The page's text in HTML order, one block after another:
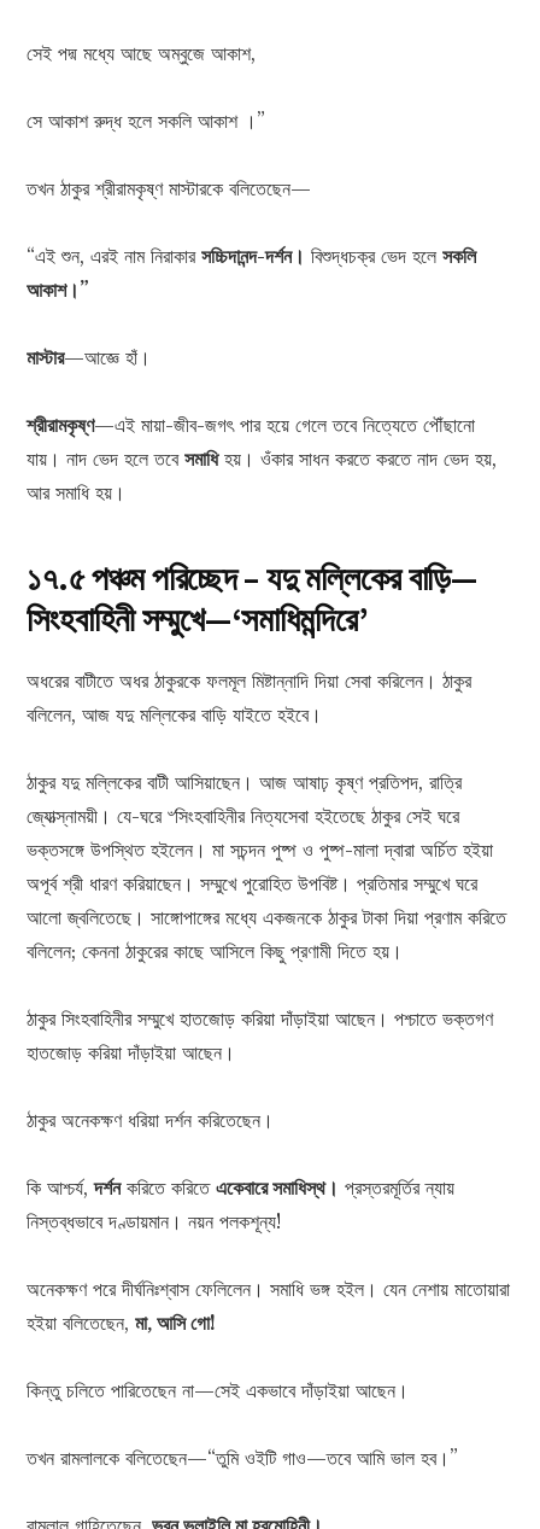
সেই পদ্ম মধ্যে আছে অম্বুজে আকাশ,
সে আকাশ রুদ্ধ হলে সকলি আকাশ ।”
তখন ঠাকুর শ্রীরামকৃষ্ণ মাস্টারকে বলিতেছেন—
“এই শুন, এরই নাম নিরাকারসচ্চিদানন্দ-দর্শন। বিশুদ্ধচক্র ভেদ হলেসকলি
আকাশ।”
মাস্টার—আজ্ঞে হাঁ।
শ্রীরামকৃষ্ণ—এই মায়া-জীব-জগৎ পার হয়ে গেলে তবে নিত্যেতে পৌঁছানো
যায়। নাদ ভেদ হলে তবেসমাধিহয়। ওঁকার সাধন করতে করতে নাদ ভেদ হয়,
আর সমাধি হয়।
১৭.৫ পঞ্চম পরিচ্ছেদ – যদু মল্লিকের বাড়ি—
সিংহবাহিনী সম্মুখে—‘সমাধিমন্দিরে’
অধরের বাটীতে অধর ঠাকুরকে ফলমূল মিষ্টান্নাদি দিয়া সেবা করিলেন। ঠাকুর
বলিলেন, আজ যদু মল্লিকের বাড়ি যাইতে হইবে।
ঠাকুর যদু মল্লিকের বাটী আসিয়াছেন। আজ আষাঢ় কৃষ্ণ প্রতিপদ, রাত্রি
জ্যোত্স্নাময়ী। যে-ঘরে ৺সিংহবাহিনীর নিত্যসেবা হইতেছে ঠাকুর সেই ঘরে
ভক্তসঙ্গে উপস্থিত হইলেন। মা সচন্দন পুষ্প ও পুষ্প-মালা দ্বারা অর্চিত হইয়া
অপূর্ব শ্রী ধারণ করিয়াছেন। সম্মুখে পুরোহিত উপবিষ্ট। প্রতিমার সম্মুখে ঘরে
আলো জ্বলিতেছে। সাঙ্গোপাঙ্গের মধ্যে একজনকে ঠাকুর টাকা দিয়া প্রণাম করিতে
বলিলেন; কেননা ঠাকুরের কাছে আসিলে কিছু প্রণামী দিতে হয়।
ঠাকুর সিংহবাহিনীর সম্মুখে হাতজোড় করিয়া দাঁড়াইয়া আছেন। পশ্চাতে ভক্তগণ
হাতজোড় করিয়া দাঁড়াইয়া আছেন।
ঠাকুর অনেকক্ষণ ধরিয়া দর্শন করিতেছেন।
কি আশ্চর্য,দর্শনকরিতে করিতেএকেবারে সমাধিস্থ। প্রস্তরমূর্তির ন্যায়
নিস্তব্ধভাবে দণ্ডায়মান। নয়ন পলকশূন্য!
অনেকক্ষণ পরে দীর্ঘনিঃশ্বাস ফেলিলেন। সমাধি ভঙ্গ হইল। যেন নেশায় মাতোয়ারা
হইয়া বলিতেছেন,মা, আসি গো!
কিন্তু চলিতে পারিতেছেন না—সেই একভাবে দাঁড়াইয়া আছেন।
তখন রামলালকে বলিতেছেন—“তুমি ওইটি গাও—তবে আমি ভাল হব।”